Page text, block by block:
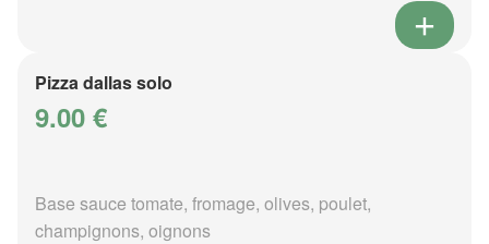
Pizza dallas solo
9.00 €
Base sauce tomate, fromage, olives, poulet,
champignons, oignons